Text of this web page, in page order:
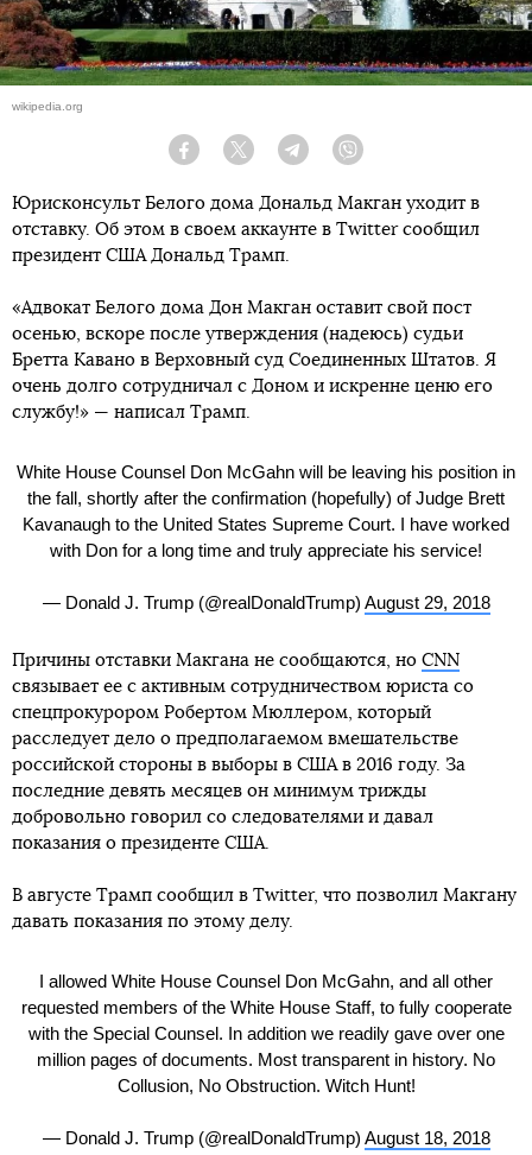
wikipedia.org
Facebook Twitter Telegram
Юрисконсульт Белого дома Дональд Макган уходит в
отставку. Об этом в своем аккаунте в Twitter сообщил
президент США Дональд Трамп.
«Адвокат Белого дома Дон Макган оставит свой пост
осенью, вскоре после утверждения (надеюсь) судьи
Бретта Кавано в Верховный суд Соединенных Штатов. Я
очень долго сотрудничал с Доном и искренне ценю его
службу!» — написал Трамп.
White House Counsel Don McGahn will be leaving his position in
the fall, shortly after the confirmation (hopefully) of Judge Brett
Kavanaugh to the United States Supreme Court. I have worked
with Don for a long time and truly appreciate his service!
— Donald J. Trump (@realDonaldTrump) August 29, 2018
Причины отставки Макгана не сообщаются, но СNN
связывает ее с активным сотрудничеством юриста со
спецпрокурором Робертом Мюллером, который
расследует дело о предполагаемом вмешательстве
российской стороны в выборы в США в 2016 году. За
последние девять месяцев он минимум трижды
добровольно говорил со следователями и давал
показания о президенте США.
В августе Трамп сообщил в Twitter, что позволил Макгану
давать показания по этому делу.
I allowed White House Counsel Don McGahn, and all other
requested members of the White House Staff, to fully cooperate
with the Special Counsel. In addition we readily gave over one
million pages of documents. Most transparent in history. No
Collusion, No Obstruction. Witch Hunt!
— Donald J. Trump (@realDonaldTrump) August 18, 2018